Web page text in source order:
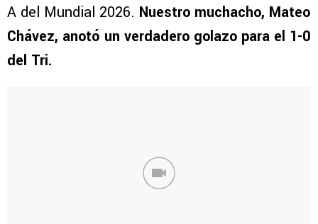
A del Mundial 2026. Nuestro muchacho, Mateo
Chávez, anotó un verdadero golazo para el 1-0
del Tri.